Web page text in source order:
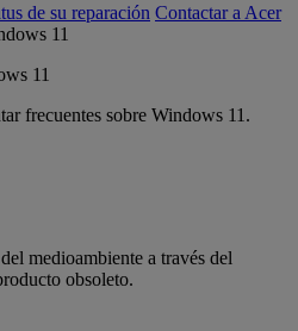
de su reparación Contactar a Acer
11
frecuentes sobre Windows 11.
medioambiente a través del
obsoleto.